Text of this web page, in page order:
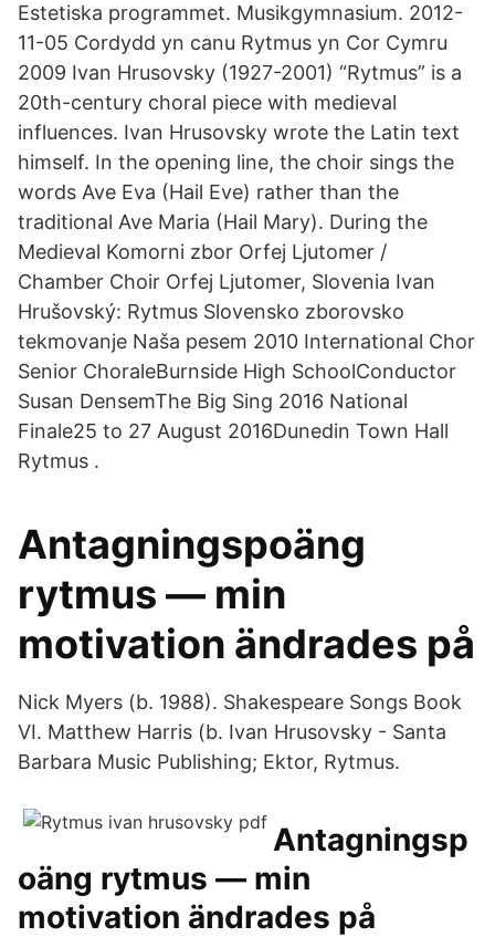
Estetiska programmet. Musikgymnasium. 2012-
11-05 Cordydd yn canu Rytmus yn Cor Cymru
2009 Ivan Hrusovsky (1927-2001) “Rytmus” is a
20th-century choral piece with medieval
influences. Ivan Hrusovsky wrote the Latin text
himself. In the opening line, the choir sings the
words Ave Eva (Hail Eve) rather than the
traditional Ave Maria (Hail Mary). During the
Medieval Komorni zbor Orfej Ljutomer /
Chamber Choir Orfej Ljutomer, Slovenia Ivan
Hrušovský: Rytmus Slovensko zborovsko
tekmovanje Naša pesem 2010 International Chor
Senior ChoraleBurnside High SchoolConductor
Susan DensemThe Big Sing 2016 National
Finale25 to 27 August 2016Dunedin Town Hall
Rytmus .
Antagningspoäng
rytmus — min
motivation ändrades på
Nick Myers (b. 1988). Shakespeare Songs Book
VI. Matthew Harris (b. Ivan Hrusovsky - Santa
Barbara Music Publishing; Ektor, Rytmus.
Antagningsp
oäng rytmus — min
motivation ändrades på